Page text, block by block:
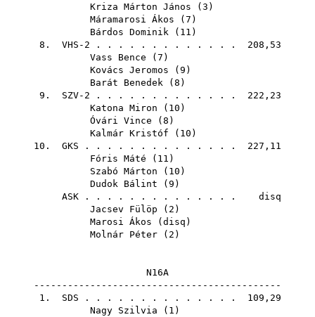
Kriza Márton János ( 3 )
Máramarosi Ákos ( 7 )
Bárdos Dominik ( 11 )
8. VHS-2 . . . . . . . . . . . . . 208,53
Vass Bence ( 7 )
Kovács Jeromos ( 9 )
Barát Benedek ( 8 )
9. SZV-2 . . . . . . . . . . . . . 222,23
Katona Miron ( 10 )
Óvári Vince ( 8 )
Kalmár Kristóf ( 10 )
10. GKS . . . . . . . . . . . . . . 227,11
Fóris Máté ( 11 )
Szabó Márton ( 10 )
Dudok Bálint ( 9 )
ASK . . . . . . . . . . . . . . disq
Jacsev Fülöp ( 2 )
Marosi Ákos ( disq )
Molnár Péter ( 2 )
N16A
--------------------------------------------
1. SDS . . . . . . . . . . . . . . 109,29
Nagy Szilvia ( 1 )